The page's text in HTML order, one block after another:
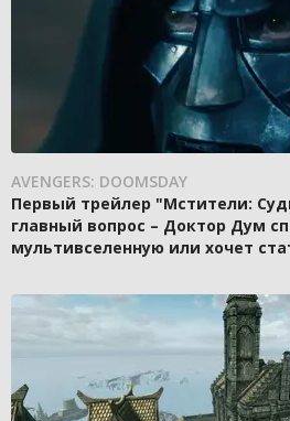
AVENGERS: DOOMSDAY
Первый трейлер "Мстители:
главный вопрос – Доктор Дум
мультивселенную или хочет